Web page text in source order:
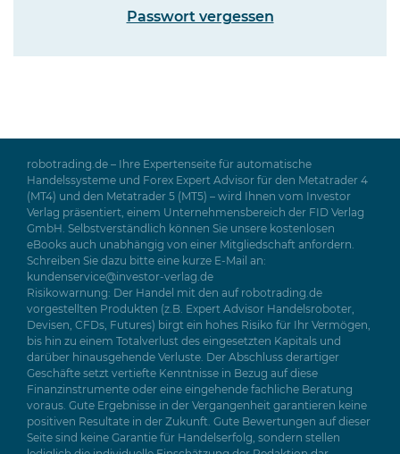
Passwort vergessen
robotrading.de – Ihre Expertenseite für automatische
Handelssysteme und Forex Expert Advisor für den Metatrader 4
(MT4) und den Metatrader 5 (MT5) – wird Ihnen vom Investor
Verlag präsentiert, einem Unternehmensbereich der FID Verlag
GmbH. Selbstverständlich können Sie unsere kostenlosen
eBooks auch unabhängig von einer Mitgliedschaft anfordern.
Schreiben Sie dazu bitte eine kurze E-Mail an:
kundenservice@investor-verlag.de
Risikowarnung: Der Handel mit den auf robotrading.de
vorgestellten Produkten (z.B. Expert Advisor Handelsroboter,
Devisen, CFDs, Futures) birgt ein hohes Risiko für Ihr Vermögen,
bis hin zu einem Totalverlust des eingesetzten Kapitals und
darüber hinausgehende Verluste. Der Abschluss derartiger
Geschäfte setzt vertiefte Kenntnisse in Bezug auf diese
Finanzinstrumente oder eine eingehende fachliche Beratung
voraus. Gute Ergebnisse in der Vergangenheit garantieren keine
positiven Resultate in der Zukunft. Gute Bewertungen auf dieser
Seite sind keine Garantie für Handelserfolg, sondern stellen